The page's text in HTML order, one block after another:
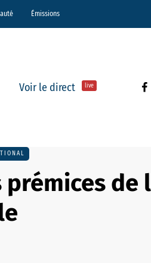
Émissions
Voir le direct live
prémices de